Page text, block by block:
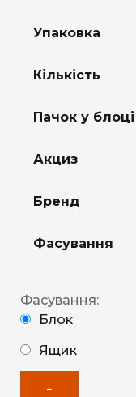
Упаковка
Кількість
Пачок у блоці
Акциз
Бренд
Фасування
Фасування:
Блок
Ящик
−